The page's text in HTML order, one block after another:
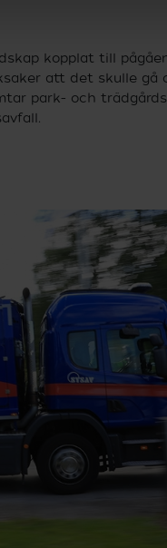
kopplat till
att det skulle gå
park- och